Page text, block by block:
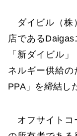
ダイビル（株
店である
「新ダイビル
ネルギー供給の
PPA」を締結し
オフサイトコ